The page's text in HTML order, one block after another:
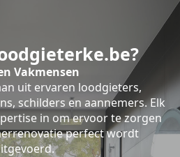
Vakmensen
uit ervaren loodgieters,
schilders en aannemers. Elk
in om ervoor te zorgen
perfect wordt